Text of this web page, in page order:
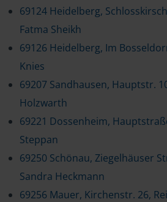
69124 Heidelberg,
Fatma Sheikh
69126 Heidelberg, Im
Knies
69207 Sandhausen, Hauptstr.
Holzwarth
69221 Dossenheim,
Steppan
69250 Schönau, Ziegelhäuser
Sandra Heckmann
69256 Mauer, Kirchenstr. 26,